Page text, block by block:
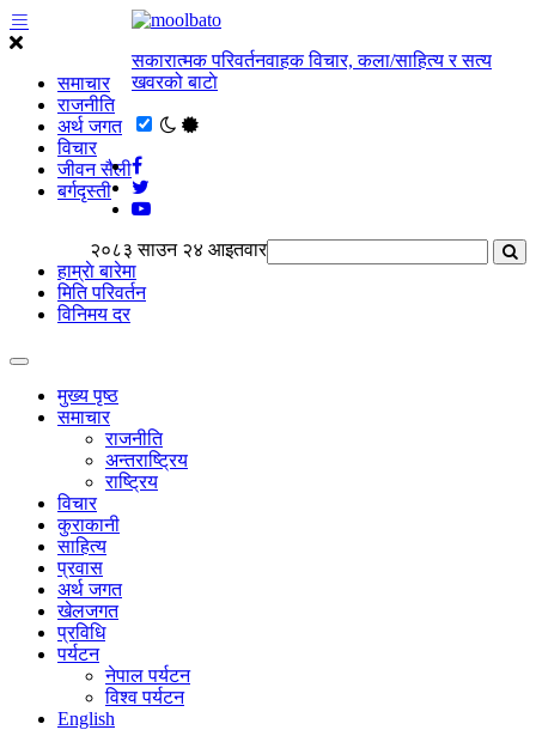
समाचार
राजनीति
अर्थ जगत
विचार
जीवन सैली
बर्गदृस्ती
सकारात्मक परिवर्तनवाहक विचार, कला/साहित्य र सत्य
खवरको बाटाे
२०८३ साउन २४ आइतवार
हाम्राे बारेमा
मिति परिवर्तन
विनिमय दर
मुख्य पृष्ठ
समाचार
राजनीति
अन्तराष्ट्रिय
राष्ट्रिय
विचार
कुराकानी
साहित्य
प्रवास
अर्थ जगत
खेलजगत
प्रविधि
पर्यटन
नेपाल पर्यटन
विश्व पर्यटन
English